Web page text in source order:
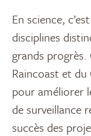
En science,
disciplines
grands progrès.
Raincoast et
pour améliorer
de surveillance
succès des